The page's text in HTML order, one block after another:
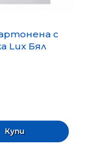
с
Lux Бял